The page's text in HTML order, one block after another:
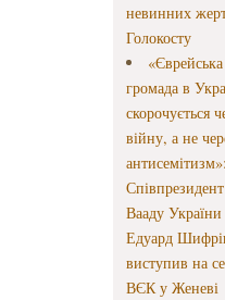
невинних
Голокосту
«Єврейська
громада в
скорочується
війну, а не
антисемітизм»:
Співпрезидент
Вааду України
Едуард
виступив на
ВЄК у Женеві